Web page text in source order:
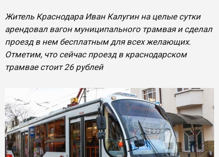
Житель Краснодара Иван Калугин на целые сутки
арендовал вагон муниципального трамвая и сделал
проезд в нем бесплатным для всех желающих.
Отметим, что сейчас проезд в краснодарском
трамвае стоит 26 рублей